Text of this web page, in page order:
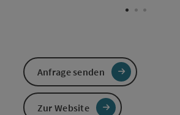
Anfrage senden
Zur Website